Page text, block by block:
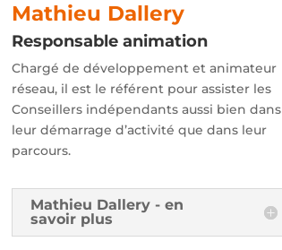
Mathieu Dallery
Responsable animation
Chargé de développement et animateur
réseau, il est le référent pour assister les
Conseillers indépendants aussi bien dans
leur démarrage d’activité que dans leur
parcours.
Mathieu Dallery - en
savoir plus